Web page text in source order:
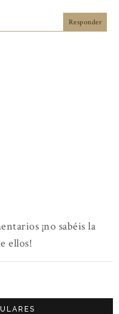
Responder
¡no sabéis la
ellos!